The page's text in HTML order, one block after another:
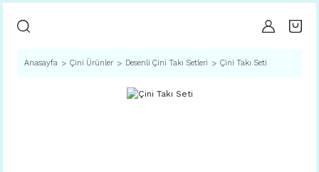
Anasayfa Çini Ürünler Desenli Çini Takı Setleri Çini Takı Seti